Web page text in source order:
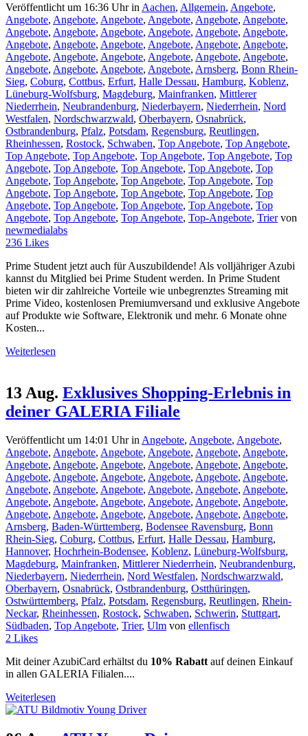
Veröffentlicht um 16:36 Uhrin Aachen, Allgemein, Angebote,
Angebote, Angebote, Angebote, Angebote, Angebote, Angebote,
Angebote, Angebote, Angebote, Angebote, Angebote, Angebote,
Angebote, Angebote, Angebote, Angebote, Angebote, Angebote,
Angebote, Angebote, Angebote, Angebote, Angebote, Angebote,
Angebote, Angebote, Angebote, Angebote, Arnsberg, Bonn Rhein-
Sieg, Coburg, Cottbus, Erfurt, Halle Dessau, Hamburg, Koblenz,
Lüneburg-Wolfsburg, Magdeburg, Mainfranken, Mittlerer
Niederrhein, Neubrandenburg, Niederbayern, Niederrhein, Nord
Westfalen, Nordschwarzwald, Oberbayern, Osnabrück,
Ostbrandenburg, Pfalz, Potsdam, Regensburg, Reutlingen,
Rheinhessen, Rostock, Schwaben, Top Angebote, Top Angebote,
Top Angebote, Top Angebote, Top Angebote, Top Angebote, Top
Angebote, Top Angebote, Top Angebote, Top Angebote, Top
Angebote, Top Angebote, Top Angebote, Top Angebote, Top
Angebote, Top Angebote, Top Angebote, Top Angebote, Top
Angebote, Top Angebote, Top Angebote, Top Angebote, Top
Angebote, Top Angebote, Top Angebote, Top-Angebote, Trier von
newmedialabs
236 Likes
Prime Student jetzt auch für Auszubildende! Als volljähriger Azubi
kannst du Mitglied bei Prime Student werden. In Prime Student
bieten wir dir zahlreiche Vorteile wie unbegrenztes Streaming mit
Prime Video, kostenlosen Premiumversand und exklusive Angebote
auf Produkte wie Software, Elektronik und mehr. 6 Monate ohne
Kosten...
Weiterlesen
13 Aug. Exklusives Shopping-Erlebnis in
deiner GALERIA Filiale
Veröffentlicht um 14:01 UhrinAngebote, Angebote, Angebote,
Angebote, Angebote, Angebote, Angebote, Angebote, Angebote,
Angebote, Angebote, Angebote, Angebote, Angebote, Angebote,
Angebote, Angebote, Angebote, Angebote, Angebote, Angebote,
Angebote, Angebote, Angebote, Angebote, Angebote, Angebote,
Angebote, Angebote, Angebote, Angebote, Angebote, Angebote,
Angebote, Angebote, Angebote, Angebote, Angebote, Angebote,
Arnsberg, Baden-Württemberg, Bodensee Ravensburg, Bonn
Rhein-Sieg, Coburg, Cottbus, Erfurt, Halle Dessau, Hamburg,
Hannover, Hochrhein-Bodensee, Koblenz, Lüneburg-Wolfsburg,
Magdeburg, Mainfranken, Mittlerer Niederrhein, Neubrandenburg,
Niederbayern, Niederrhein, Nord Westfalen, Nordschwarzwald,
Oberbayern, Osnabrück, Ostbrandenburg, Ostthüringen,
Ostwürttemberg, Pfalz, Potsdam, Regensburg, Reutlingen, Rhein-
Neckar, Rheinhessen, Rostock, Schwaben, Schwerin, Stuttgart,
Südbaden, Top Angebote, Trier, Ulm von ellenfisch
2 Likes
Mit deiner AzubiCard erhältst du 10% Rabattauf deinen Einkauf
in allen GALERIA Filialen....
Weiterlesen